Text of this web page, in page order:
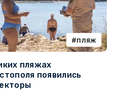
пляж
пляжах
появились